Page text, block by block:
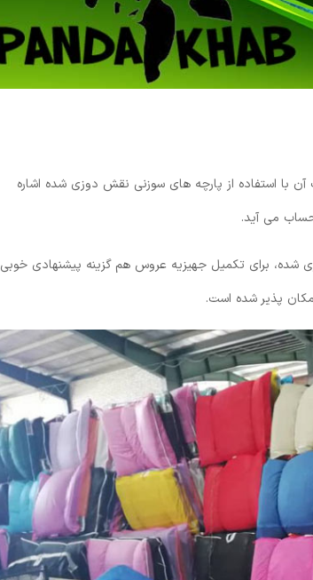
استفاده از پارچه های سوزنی نقش دوزی شده اشاره
می آید.
شده، برای تکمیل جهیزیه عروس هم گزینه پیشنهادی خوبی
پذیر شده است.